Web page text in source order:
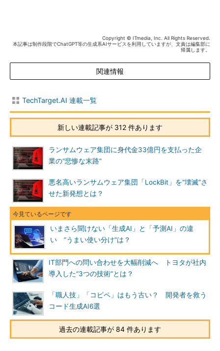
Copyright © ITmedia, Inc. All Rights Reserved.
本記事は制作段階でChatGPT等の生成系AIサービスを利用していますが、文責は編集部に
帰属します。
関連情報
TechTarget.AI 連載一覧
新しい連載記事が 312 件あります
ランサムウェア集団に身代金33億円を支払った企
業の“悲惨な末路”
悪名高いランサムウェア集団「LockBit」を“壊滅”さ
せた新発想とは？
いまさら聞けない「生成AI」と「予測AI」の違
い “うまい使い分け”は？
IT部門への問い合わせを大幅削減へ トヨタが社内
導入した“3つの技術”とは？
「職人技」「コピペ」はもう古い？ 開発者を救う
コード生成AI6選
過去の連載記事が 84 件あります